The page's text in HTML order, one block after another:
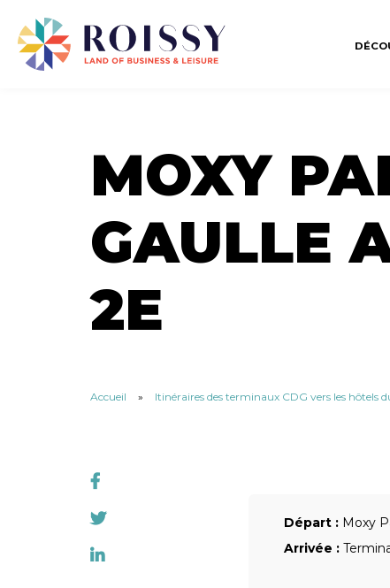
MOXY
GAULLE
2E
Accueil » Itinéraires des terminaux CDG vers les hôtels
Départ : Moxy
Arrivée :